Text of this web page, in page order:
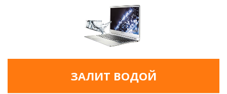
ЗАЛИТ ВОДОЙ